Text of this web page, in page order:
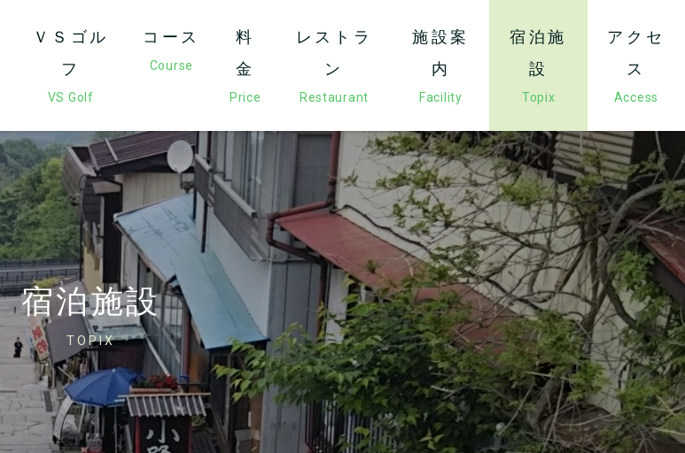
ＶＳゴル
フ
VS Golf
コース
Course
料
金
Price
レストラ
ン
Restaurant
施設案
内
Facility
宿泊施
設
Topix
アクセ
ス
Access
宿泊施設
TOPIX